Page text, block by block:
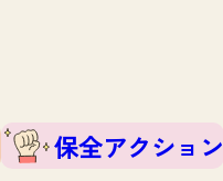
保全アクション